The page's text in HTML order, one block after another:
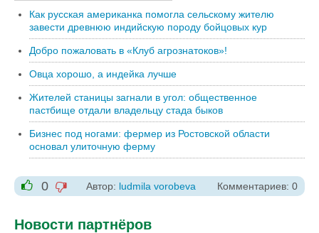
Как русская американка помогла сельскому жителю
завести древнюю индийскую породу бойцовых кур
Добро пожаловать в «Клуб агрознатоков»!
Овца хорошо, а индейка лучше
Жителей станицы загнали в угол: общественное
пастбище отдали владельцу стада быков
Бизнес под ногами: фермер из Ростовской области
основал улиточную ферму
+1
0
-1
Автор: ludmila vorobeva Комментариев: 0
Новости партнёров